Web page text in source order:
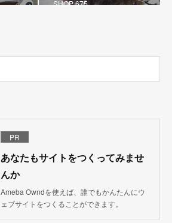
SHOP 675
PR
あなたもサイトをつくってみませ
んか
Ameba Owndを使えば、誰でもかんたんにウ
ェブサイトをつくることができます。